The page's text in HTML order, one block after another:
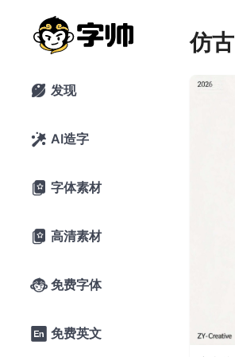
 发现
 AI造字
 字体素材
 高清素材
 免费字体
 免费英文
仿古